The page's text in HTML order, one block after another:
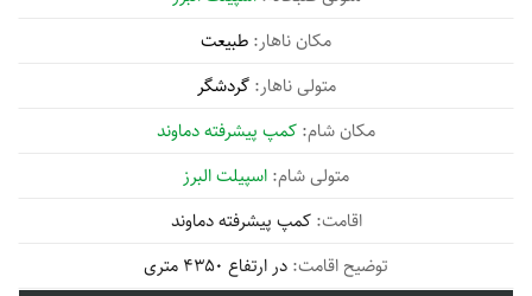
طبیعت
گردشگر
کمپ پیشرفته دماوند
اسپیلت البرز
کمپ پیشرفته دماوند
در ارتفاع 4350 متری